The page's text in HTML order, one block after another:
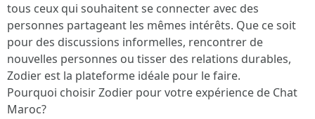
tous ceux qui souhaitent se connecter avec des
personnes partageant les mêmes intérêts. Que ce soit
pour des discussions informelles, rencontrer de
nouvelles personnes ou tisser des relations durables,
Zodier est la plateforme idéale pour le faire.
Pourquoi choisir Zodier pour votre expérience de Chat
Maroc?